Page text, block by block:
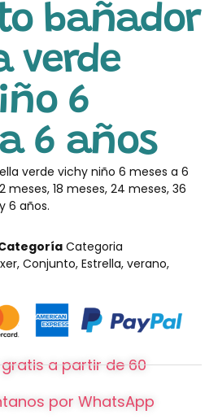
bañador
verde
6
6 años
verde vichy niño 6 meses a 6
meses, 18 meses, 24 meses, 36
6 años.
Categoria
, Conjunto, Estrella, verano,
gratis a partir de 60
por WhatsApp